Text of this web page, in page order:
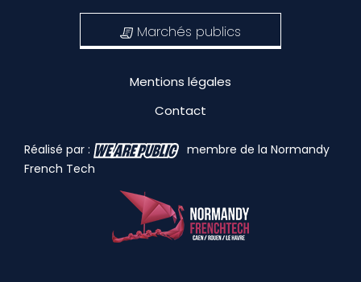
Marchés publics
Mentions légales
Contact
Réalisé par :
membre de la Normandy
French Tech